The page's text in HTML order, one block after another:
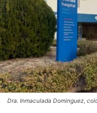
Dra. Inmaculada Dominguez,